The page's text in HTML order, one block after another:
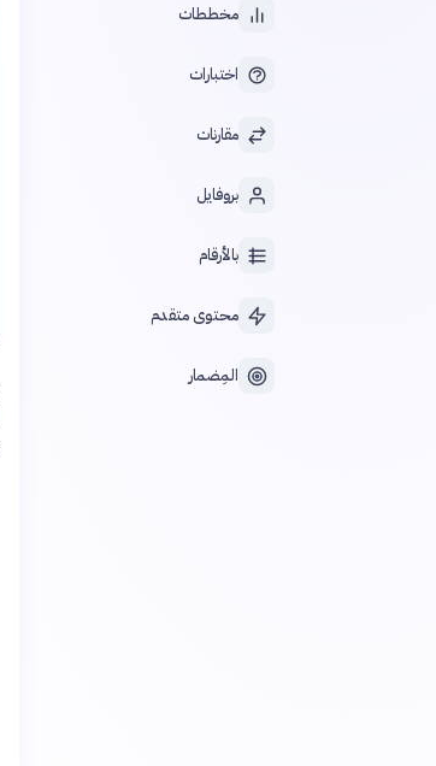
مخططات
اختبارات
مقارنات
بروفايل
بالأرقام
محتوى متقدم
المِضمار